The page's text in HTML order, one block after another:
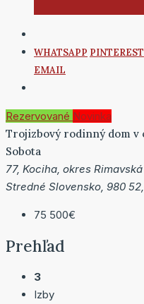
WHATSAPP PINTEREST
EMAIL
Rezervované Novinka
Trojizbový rodinný dom v
Sobota
77, Kociha, okres
Stredné Slovensko, 980
75 500€
Prehľad
3
Izby